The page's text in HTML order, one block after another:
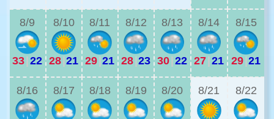
8/9
33|22
8/10
28|21
8/11
29|21
8/12
28|23
8/13
30|22
8/14
27|21
8/15
29|21
8/16 8/17 8/18 8/19 8/20 8/21 8/22